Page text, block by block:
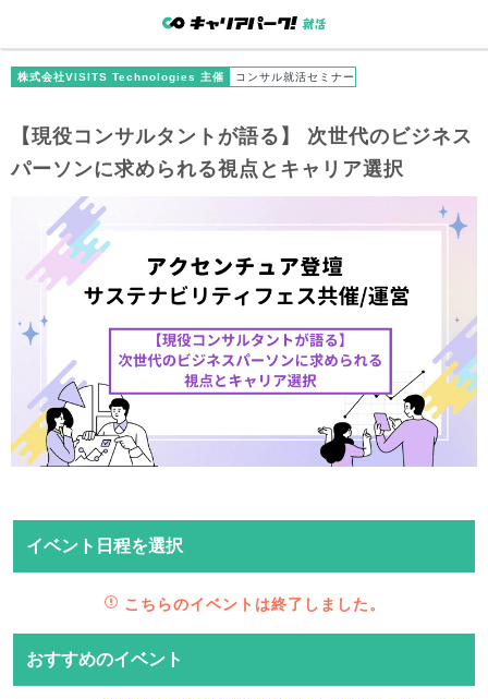
株式会社VISITS Technologies 主催 コンサル就活セミナー
【現役コンサルタントが語る】 次世代のビジネス
パーソンに求められる視点とキャリア選択
イベント日程を選択
こちらのイベントは終了しました。
おすすめのイベント